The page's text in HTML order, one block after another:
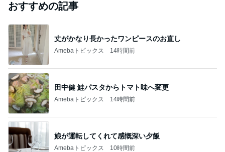
おすすめの記事
丈がかなり長かったワンピースのお直し
Amebaトピックス 14時間前
田中健 鮭パスタからトマト味へ変更
Amebaトピックス 14時間前
娘が運転してくれて感慨深い夕飯
Amebaトピックス 10時間前